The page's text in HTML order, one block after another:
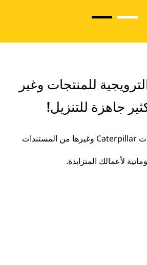
للمنتجات وغير
جاهزة للتنزيل!
تتوفر كتيبات منتجات Caterpillar وغيرها من المستندات
لأعمالك المتزايدة.